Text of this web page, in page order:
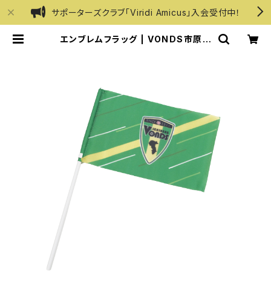
サポーターズクラブ「Viridi Amicus」入会受付中！
エンブレムフラッグ | VONDS市原オ